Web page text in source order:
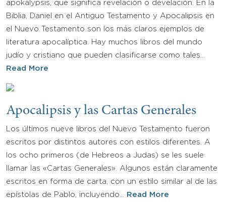
apokalypsis, que significa revelación o develación. En la
Biblia, Daniel en el Antiguo Testamento y Apocalipsis en
el Nuevo Testamento son los más claros ejemplos de
literatura apocalíptica. Hay muchos libros del mundo
judío y cristiano que pueden clasificarse como tales…
Read More
Apocalipsis y las Cartas Generales
Los últimos nueve libros del Nuevo Testamento fueron
escritos por distintos autores con estilos diferentes. A
los ocho primeros (de Hebreos a Judas) se les suele
llamar las «Cartas Generales». Algunos están claramente
escritos en forma de carta, con un estilo similar al de las
epístolas de Pablo, incluyendo…
Read More